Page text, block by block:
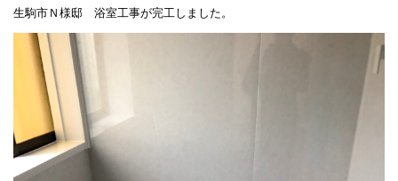
生駒市Ｎ様邸 浴室工事が完工しました。